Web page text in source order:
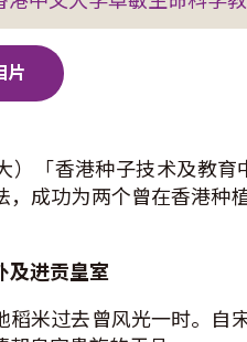
）「香港种子技术及教
，成功为两个曾在香港种
及进贡皇室
稻米过去曾风光一时。自